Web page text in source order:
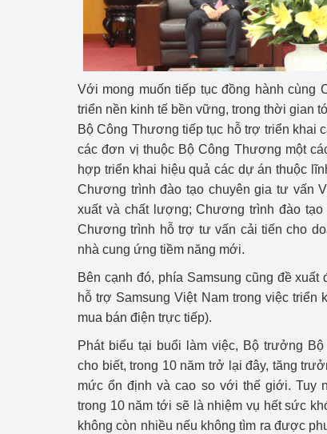
Khoa học,
tạo
Thông báo
Bảo vệ môi
Bảo vệ nền
Doanh nghiệp
Xúc tiến
Thị trường
Ngành Công
Phát triển công
Phát triển
Với mong muốn tiếp tục đồng hành cùng
triển nền kinh tế bền vững, trong thời gian
Bộ Công Thương tiếp tục hỗ trợ triển khai
các đơn vị thuộc Bộ Công Thương một
hợp triển khai hiệu quả các dự án thuộc
Chương trình đào tạo chuyên gia tư vấn
xuất và chất lượng; Chương trình đào
Chương trình hỗ trợ tư vấn cải tiến cho
nhà cung ứng tiềm năng mới.
Bên cạnh đó, phía Samsung cũng đề
hỗ trợ Samsung Việt Nam trong việc
mua bán điện trực tiếp).
Phát biểu tại buổi làm việc, Bộ trưởng
cho biết, trong 10 năm trở lại đây, tăng
mức ổn định và cao so với thế giới. Tuy
trong 10 năm tới sẽ là nhiệm vụ hết sức
không còn nhiều nếu không tìm ra được